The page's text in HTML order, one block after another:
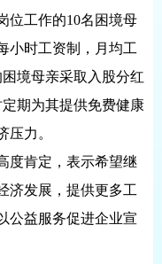
位工作的10名困境母
小时工资制，月均工
境母亲采取入股分红
期为其提供免费健康
压力。
肯定，表示希望继
济发展，提供更多工
公益服务促进企业宣